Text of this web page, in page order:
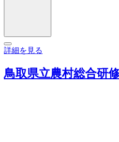
詳細を見る
鳥取県立農村総合研